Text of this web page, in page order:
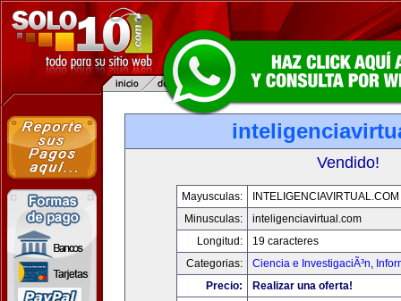
Vendido!
Mayusculas:
INTELIGENCIAVIRTUAL.COM
Minusculas:
inteligenciavirtual.com
Longitud:
19 caracteres
Categorias:
Ciencia e InvestigaciÃ³n,
Precio:
Realizar una oferta!